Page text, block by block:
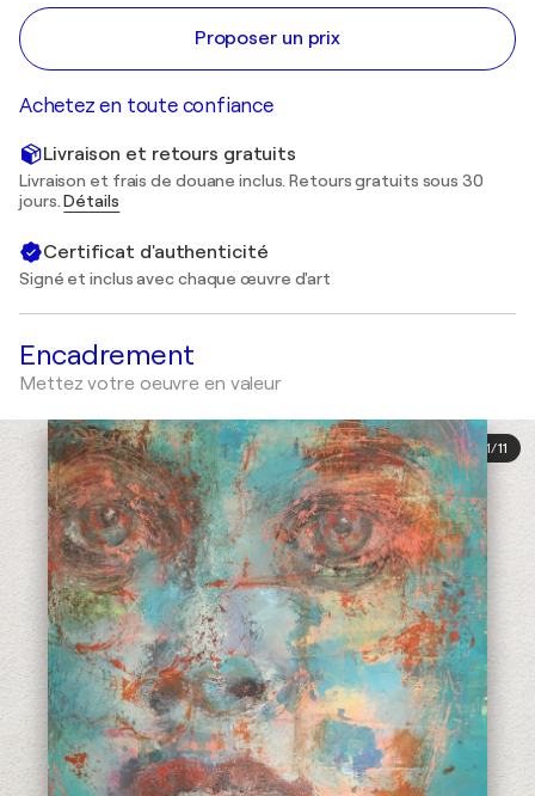
Proposer un prix
Achetez en toute confiance
Livraison et retours gratuits
Livraison et frais de douane inclus. Retours gratuits sous 30
jours.Détails
Certificat d'authenticité
Signé et inclus avec chaque œuvre d'art
Encadrement
Mettez votre oeuvre en valeur
1/11